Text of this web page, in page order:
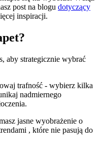
post na blogu dotyczący
inspiracji.
aby strategicznie wybrać
trafność - wybierz kilka
nadmiernego
jasne wyobrażenie o
, które nie pasują do